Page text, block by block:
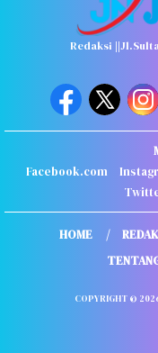
Redaksi
Facebook.com
HOME
COPYRIGHT ©